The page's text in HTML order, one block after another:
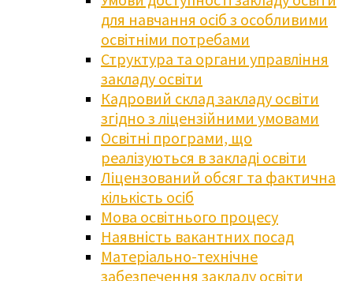
для навчання осіб з особливими
освітніми потребами
Структура та органи управління
закладу освіти
Кадровий склад закладу освіти
згідно з ліцензійними умовами
Освітні програми, що
реалізуються в закладі освіти
Ліцензований обсяг та фактична
кількість осіб
Мова освітнього процесу
Наявність вакантних посад
Матеріально-технічне
забезпечення закладу освіти